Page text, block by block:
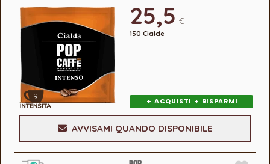
9
25,5 €
150 Cialde
+ ACQUISTI + RISPARMI
AVVISAMI QUANDO DISPONIBILE